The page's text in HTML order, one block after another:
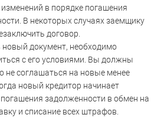
в порядке погашения
В некоторых случаях заемщику
договор.
документ, необходимо
с его условиями. Вы должны
не соглашаться на новые менее
новый кредитор начинает
задолженности в обмен на
и списание всех штрафов.